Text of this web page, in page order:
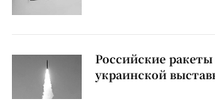
Российские
украинской